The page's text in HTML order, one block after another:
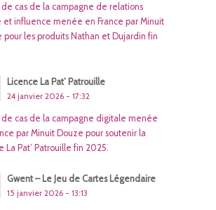
de cas de la campagne de relations
et influence menée en France par Minuit
pour les produits Nathan et Dujardin fin
Licence La Pat’ Patrouille
24 janvier 2026 - 17:32
de cas de la campagne digitale menée
par Minuit Douze pour soutenir la
La Pat’ Patrouille fin 2025.
Gwent – Le Jeu de Cartes Légendaire
15 janvier 2026 - 13:13